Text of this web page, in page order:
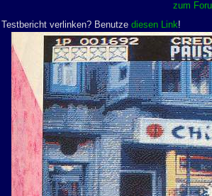
zum
verlinken? Benutze diesen Link!